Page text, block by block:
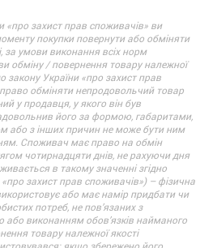
«про захист прав споживачів» ви
покупки повернути або обміняти
за умови виконання всіх норм
обміну / повернення товару належної
закону України «про захист прав
обміняти непродовольчий товар
у продавця, у якого він був
його за формою, габаритами,
або з інших причин не може бути ним
Споживач має право на обмін
чотирнадцяти днів, не рахуючи дня
в такому значенні згідно
«про захист прав споживачів») – фізична
або має намір придбати чи
потреб, не пов’язаних з
або виконанням обов’язків найманого
товару належної якості